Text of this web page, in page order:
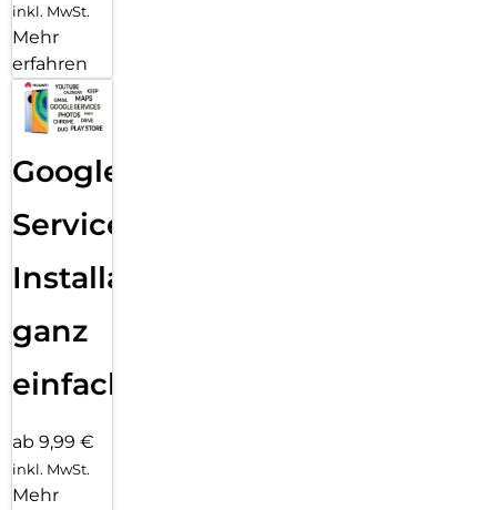
inkl. MwSt.
Mehr
erfahren
Google
Services
Installation
ganz
einfach
ab 9,99 €
inkl. MwSt.
Mehr